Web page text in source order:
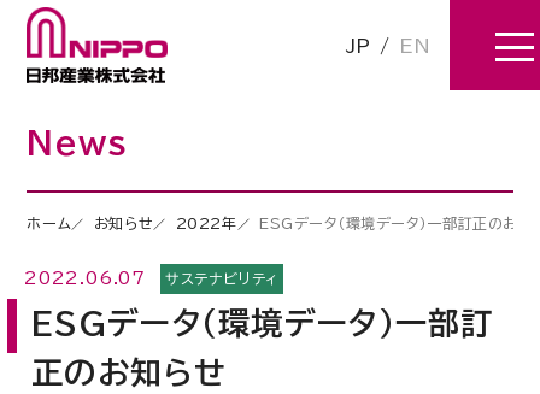
JP / EN
News
ホーム お知らせ 2022年 ESGデータ（環境データ）一部訂正のお知
2022.06.07 サステナビリティ
ESGデータ（環境データ）一部訂
正のお知らせ